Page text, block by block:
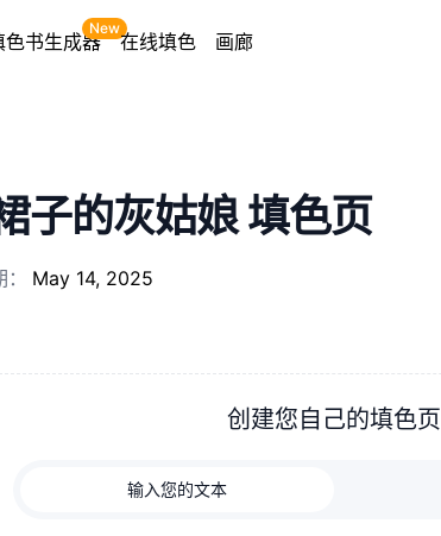
色书生成器
New
在线填色 画廊
子的灰姑娘 填色页
May 14, 2025
创建您自己的填色页
输入您的文本